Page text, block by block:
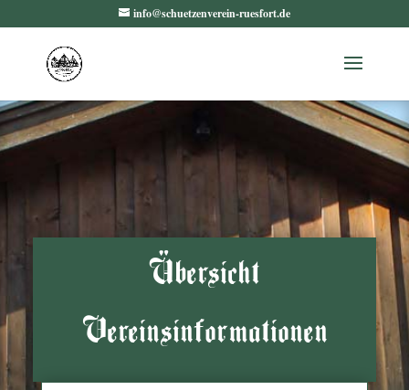
info@schuetzenverein-ruesfort.de
Übersicht
Vereinsinformationen